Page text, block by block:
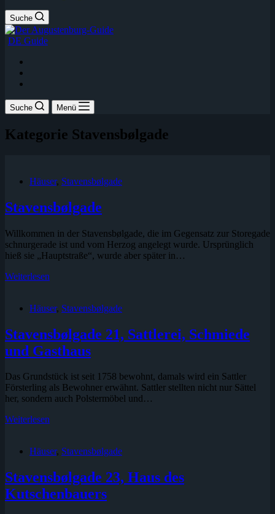
Suche
DE Guide
Suche Menü
Kategorie Stavensbølgade
Häuser, Stavensbølgade
Stavensbølgade
Willkommen in der Stavensbølgade, die im Gegensatz zur Storegade
schnurgerade ist und vom Herzog angelegt wurde. Ursprünglich
hieß sie „Hauptstraße“, wurde aber später in…
Weiterlesen
Häuser, Stavensbølgade
Stavensbølgade 21, Sattlerei, Schmiede
und Gasthaus
Das Grundstück ist seit 1758 bewohnt, damals wird ein Sattler
Försterling als Bewohner erwähnt. Sattler stellten nicht nur Sättel
her, sondern auch Polstermöbel und…
Weiterlesen
Schmiede
Gasthaus
Häuser, Stavensbølgade
Stavensbølgade 23, Haus des
Kutschenbauers